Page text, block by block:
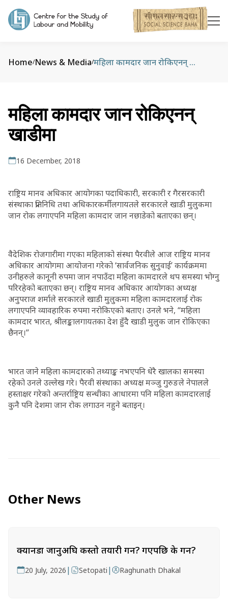
Home/News & Media/ महिला कामदार जान रोकिएनन् खाडीमा
महिला कामदार जान रोकिएनन्
खाडीमा
16 December, 2018
राष्ट्रिय मानव अधिकार आयोगका पदाधिकारी, सरकारी र गैरसरकारी
संस्थाका प्रतिनिधि तथा अधिकारकर्मीलगायतले सरकारले खाडी मुलुकमा
जान रोक लगाएपनि महिला कामदार जान नछाडेको बताएका छन्।
वैदेशिक रोजगारीमा गएका महिलाको संस्था पैरवीले आज राष्ट्रिय मानव
अधिकार आयोगमा आयोजना गरेको ‘सार्वजनिक सुनुवाई’ कार्यक्रममा
उनीहरुले कानूनी रुपमा जान नपाउँदा महिला कामदारले थप समस्या भोग्नु
परिरहेको बताएका छन्। राष्ट्रिय मानव अधिकार आयोगका अध्यक्ष
अनुपराज शर्माले सरकारले खाडी मुलुकमा महिला कामदारलाई रोक
लगाएपनि व्यावहारिक रुपमा नरोकिएको बताए। उनले भने, “महिला
कामदार भारत, श्रीलङ्कालगायतका देश हुँदै खाडी मुलुक जान रोकिएका
छैनन्।”
भारत जाने महिला कामदारको तथ्याङ्क नभएपनि धेरै खालका समस्या
रहेको उनले उल्लेख गरे। पैरवी संस्थाका अध्यक्ष मञ्जु गुरुङले नेपालले
हस्ताक्षर गरेको अन्तर्राष्ट्रिय सन्धीका आधारमा पनि महिला कामदारलाई
कुनै पनि देशमा जान रोक लगाउन नहुने बताइन्।
Other News
क्यानडा जानुअघि कस्तो तयारी गर्ने? गएपछि के गर्ने?
20 July, 2026 | Setopati | Raghunath Dhakal